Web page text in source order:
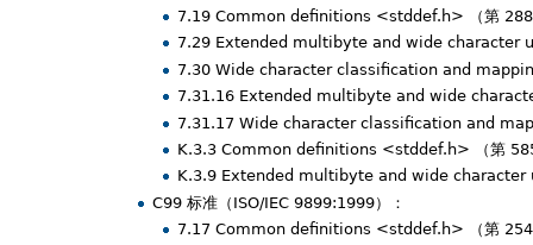
7.19 Common definitions <stddef.h> （第 288
7.29 Extended multibyte and wide character
7.30 Wide character classification and
7.31.16 Extended multibyte and wide
7.31.17 Wide character classification and
K.3.3 Common definitions <stddef.h> （第
K.3.9 Extended multibyte and wide
C99 标准（ISO/IEC 9899:1999）：
7.17 Common definitions <stddef.h> （第 254